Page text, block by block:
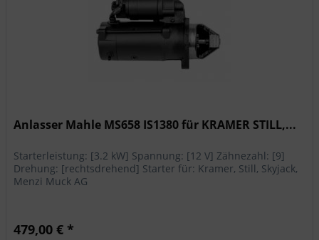
Anlasser Mahle MS658 IS1380 für KRAMER STILL,...
Starterleistung: [3.2 kW] Spannung: [12 V] Zähnezahl: [9]
Drehung: [rechtsdrehend] Starter für: Kramer, Still, Skyjack,
Menzi Muck AG
479,00 € *